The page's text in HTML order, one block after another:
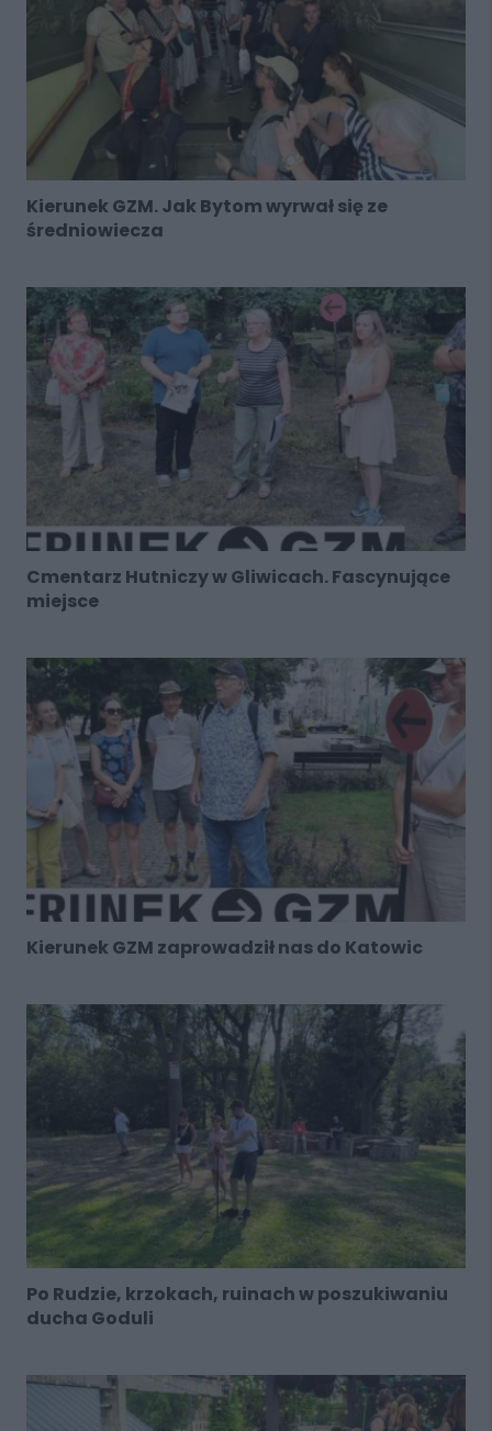
Kierunek GZM. Jak Bytom wyrwał się ze
średniowiecza
Cmentarz Hutniczy w Gliwicach. Fascynujące
miejsce
Kierunek GZM zaprowadził nas do Katowic
Po Rudzie, krzokach, ruinach w poszukiwaniu
ducha Goduli